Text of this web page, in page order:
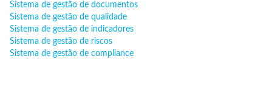
Sistema de gestão de documentos
Sistema de gestão de qualidade
Sistema de gestão de indicadores
Sistema de gestão de riscos
Sistema de gestão de compliance